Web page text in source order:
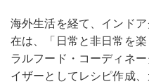
海外生活を経て、インド
在は、「日常と非日常を
ラルフード・コーディネ
イザーとしてレシピ作成